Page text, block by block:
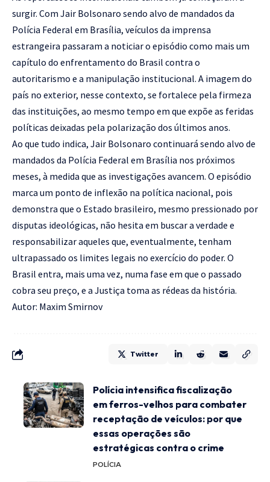
surgir. Com Jair Bolsonaro sendo alvo de mandados da
Polícia Federal em Brasília, veículos da imprensa
estrangeira passaram a noticiar o episódio como mais um
capítulo do enfrentamento do Brasil contra o
autoritarismo e a manipulação institucional. A imagem do
país no exterior, nesse contexto, se fortalece pela firmeza
das instituições, ao mesmo tempo em que expõe as feridas
políticas deixadas pela polarização dos últimos anos.
Ao que tudo indica, Jair Bolsonaro continuará sendo alvo de
mandados da Polícia Federal em Brasília nos próximos
meses, à medida que as investigações avancem. O episódio
marca um ponto de inflexão na política nacional, pois
demonstra que o Estado brasileiro, mesmo pressionado por
disputas ideológicas, não hesita em buscar a verdade e
responsabilizar aqueles que, eventualmente, tenham
ultrapassado os limites legais no exercício do poder. O
Brasil entra, mais uma vez, numa fase em que o passado
cobra seu preço, e a Justiça toma as rédeas da história.
Autor: Maxim Smirnov
Twitter
Polícia intensifica fiscalização
em ferros-velhos para combater
receptação de veículos: por que
essas operações são
estratégicas contra o crime
POLÍCIA